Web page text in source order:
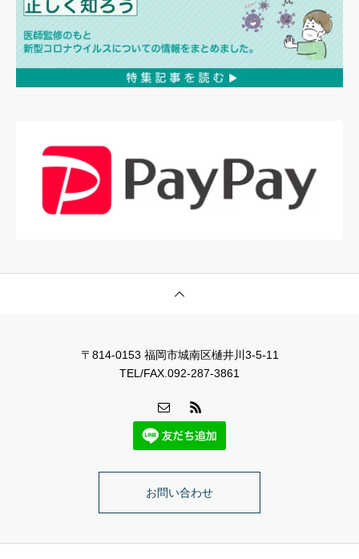
〒814-0153 福岡市城南区樋井川3-5-11
TEL/FAX.092-287-3861
お問い合わせ